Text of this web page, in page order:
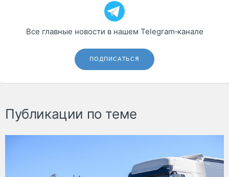
Все главные новости в нашем Telegram‑канале
ПОДПИСАТЬСЯ
Публикации по теме